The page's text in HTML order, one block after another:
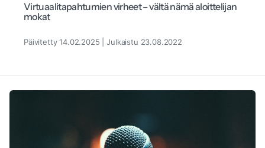
Virtuaalitapahtumien virheet – vältä nämä aloittelijan
mokat
Päivitetty 14.02.2025 | Julkaistu 23.08.2022